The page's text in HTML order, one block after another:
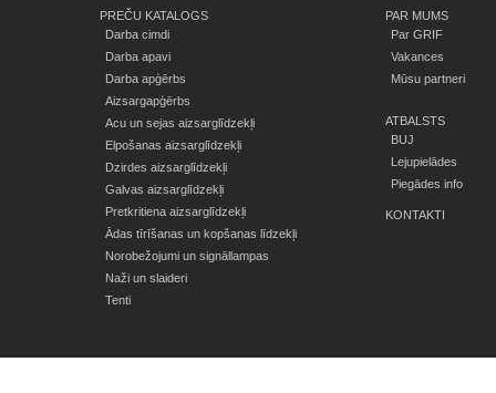
PREČU KATALOGS
Darba cimdi
Darba apavi
Darba apģērbs
Aizsargapģērbs
Acu un sejas aizsarglīdzekļi
Elpošanas aizsarglīdzekļi
Dzirdes aizsarglīdzekļi
Galvas aizsarglīdzekļi
Pretkritiena aizsarglīdzekļi
Ādas tīrīšanas un kopšanas līdzekļi
Norobežojumi un signāllampas
Naži un slaideri
Tenti
PAR MUMS
Par GRIF
Vakances
Mūsu partneri
ATBALSTS
BUJ
Lejupielādes
Piegādes info
KONTAKTI